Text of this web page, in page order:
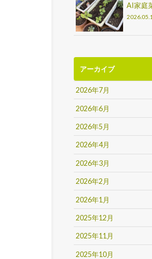
AI家庭
アーカイブ
2026年7月
2026年6月
2026年5月
2026年4月
2026年3月
2026年2月
2026年1月
2025年12月
2025年11月
2025年10月